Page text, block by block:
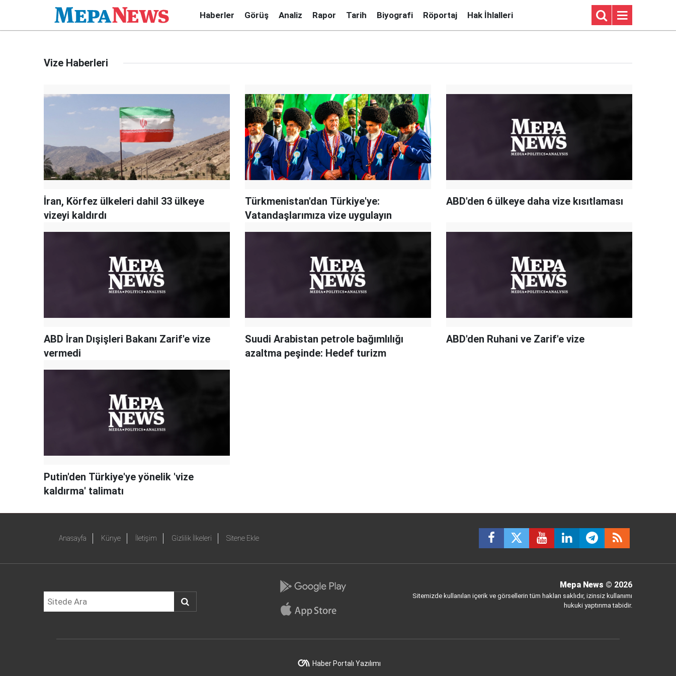
Haberler Görüş Analiz Rapor Tarih Biyografi Röportaj Hak İhlalleri
Vize Haberleri
İran, Körfez ülkeleri dahil 33 ülkeye
vizeyi kaldırdı
Türkmenistan'dan Türkiye'ye:
Vatandaşlarımıza vize uygulayın
ABD'den 6 ülkeye daha vize kısıtlaması
ABD İran Dışişleri Bakanı Zarif'e vize
vermedi
Suudi Arabistan petrole bağımlılığı
azaltma peşinde: Hedef turizm
ABD'den Ruhani ve Zarif'e vize
Putin'den Türkiye'ye yönelik 'vize
kaldırma' talimatı
Anasayfa Künye İletişim Gizlilik İlkeleri Sitene Ekle
Mepa News © 2026
Sitemizde kullanılan içerik ve görsellerin tüm hakları saklıdır, izinsiz kullanımı
hukuki yaptırıma tabidir.
Haber Portalı Yazılımı